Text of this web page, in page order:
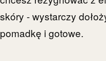
skóry - wystarczy
pomadkę i gotowe.